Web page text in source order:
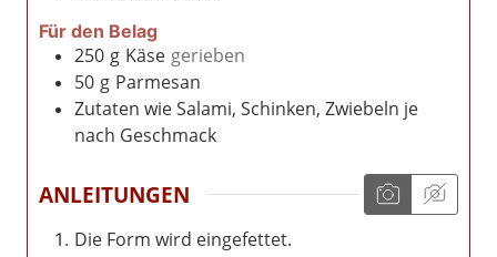
Für den Belag
250 g Käse gerieben
50 g Parmesan
Zutaten wie Salami, Schinken, Zwiebeln je
nach Geschmack
ANLEITUNGEN
Die Form wird eingefettet.